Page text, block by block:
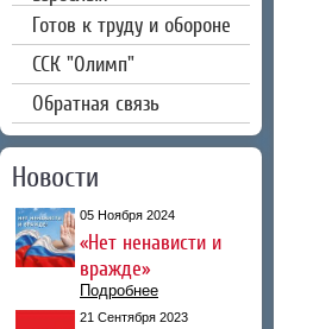
Готов к труду и обороне
CCК "Олимп"
Обратная связь
Новости
05 Ноября 2024
«Нет ненависти и
вражде»
Подробнее
21 Сентября 2023